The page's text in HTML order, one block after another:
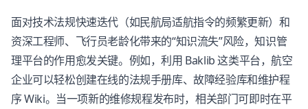
面对技术法规快速迭代（如民航局适航指令的频繁更新）和
资深工程师、飞行员老龄化带来的“知识流失”风险，知识管
理平台的作用愈发关键。例如，利用 Baklib 这类平台，航空
企业可以轻松创建在线的法规手册库、故障经验库和维护程
序 Wiki。当一项新的维修规程发布时，相关部门可即时在平